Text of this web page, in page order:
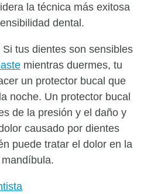
la técnica más exitosa
dental.
Si tus dientes son sensibles
mientras duermes, tu
un protector bucal que
noche. Un protector bucal
de la presión y el daño y
causado por dientes
puede tratar el dolor en la